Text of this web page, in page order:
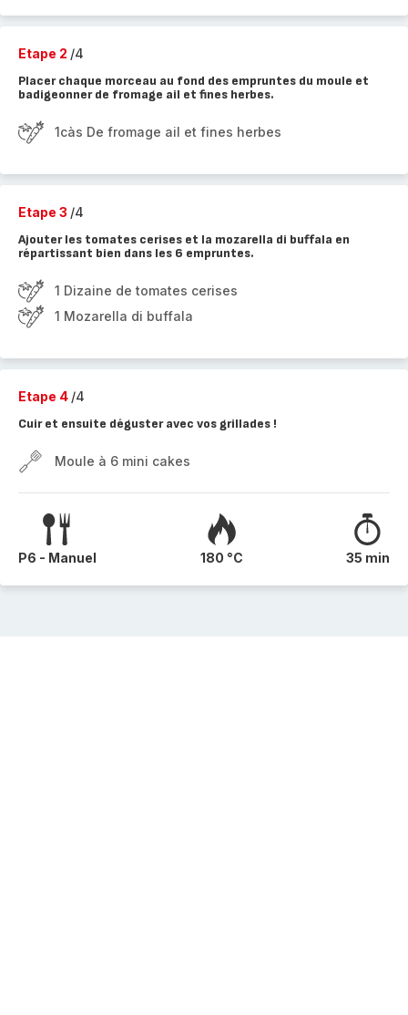
Etape 2 /4
Placer chaque morceau au fond des empruntes du moule et
badigeonner de fromage ail et fines herbes.
1càs De fromage ail et fines herbes
Etape 3 /4
Ajouter les tomates cerises et la mozarella di buffala en
répartissant bien dans les 6 empruntes.
1 Dizaine de tomates cerises
1 Mozarella di buffala
Etape 4 /4
Cuir et ensuite déguster avec vos grillades !
Moule à 6 mini cakes
P6 - Manuel 180 °C 35 min